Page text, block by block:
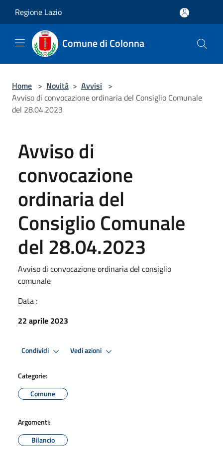
Regione Lazio
Comune di Colonna
Home > Novità > Avvisi >
Avviso di convocazione ordinaria del Consiglio Comunale
del 28.04.2023
Avviso di
convocazione
ordinaria del
Consiglio Comunale
del 28.04.2023
Avviso di convocazione ordinaria del consiglio
comunale
Data :
22 aprile 2023
Condividi Vedi azioni
Categorie:
Comune
Argomenti:
Bilancio